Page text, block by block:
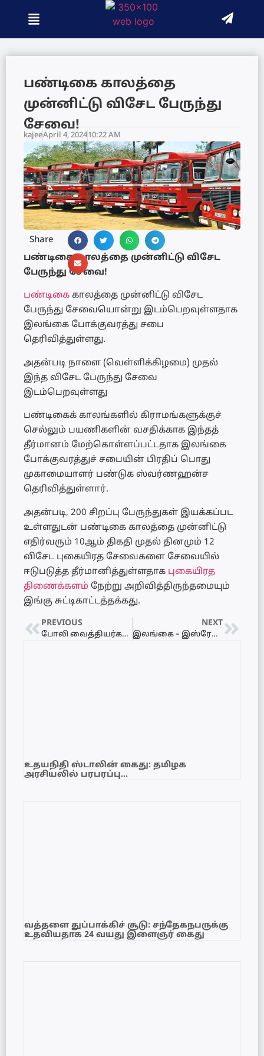
பண்டிகை காலத்தை
முன்னிட்டு விசேட பேருந்து
சேவை!
kajeeApril 4, 202410:22 AM
Share
பண்டிகை காலத்தை முன்னிட்டு விசேட
பேருந்து சேவை!
பண்டிகை காலத்தை முன்னிட்டு விசேட
பேருந்து சேவையொன்று இடம்பெறவுள்ளதாக
இலங்கை போக்குவரத்து சபை
தெரிவித்துள்ளது.
அதன்படி நாளை (வெள்ளிக்கிழமை) முதல்
இந்த விசேட பேருந்து சேவை
இடம்பெறவுள்ளது
பண்டிகைக் காலங்களில் கிராமங்களுக்குச்
செல்லும் பயணிகளின் வசதிக்காக இந்தத்
தீர்மானம் மேற்கொள்ளப்பட்டதாக இலங்கை
போக்குவரத்துச் சபையின் பிரதிப் பொது
முகாமையாளர் பண்டுக ஸ்வர்ணஹன்ச
தெரிவித்துள்ளார்.
அதன்படி, 200 சிறப்பு பேருந்துகள் இயக்கப்பட
உள்ளதுடன் பண்டிகை காலத்தை முன்னிட்டு
எதிர்வரும் 10ஆம் திகதி முதல் தினமும் 12
விசேட புகையிரத சேவைகளை சேவையில்
ஈடுபடுத்த தீர்மானித்துள்ளதாக புகையிரத
திணைக்களம் நேற்று அறிவித்திருந்தமையும்
இங்கு சுட்டிகாட்டத்தக்கது.
PREVIOUS
போலி வைத்தியர்கள் தொடர்பில் சுகாதார அமைச்சின் தீர்மானம்!
NEXT
இலங்கை – இஸ்ரேல் விமான சேவை ஆசனங்களைப் பதிவு செய்தோருக்கு முக்கிய அறிவிப்பு
உதயநிதி ஸ்டாலின் கைது: தமிழக
அரசியலில் பரபரப்பு…
வத்தளை துப்பாக்கிச் சூடு: சந்தேகநபருக்கு
உதவியதாக 24 வயது இளைஞர் கைது